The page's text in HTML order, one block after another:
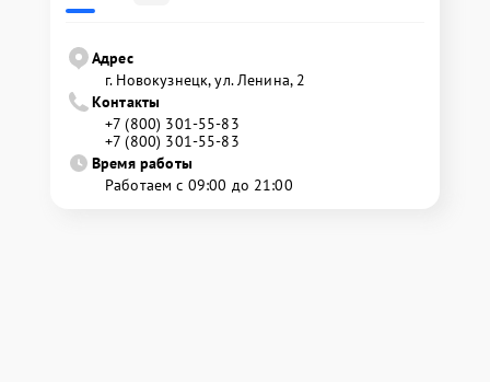
Адрес
г. Новокузнецк, ул. Ленина, 2
Контакты
+7 (800) 301-55-83
+7 (800) 301-55-83
Время работы
Работаем с 09:00 до 21:00